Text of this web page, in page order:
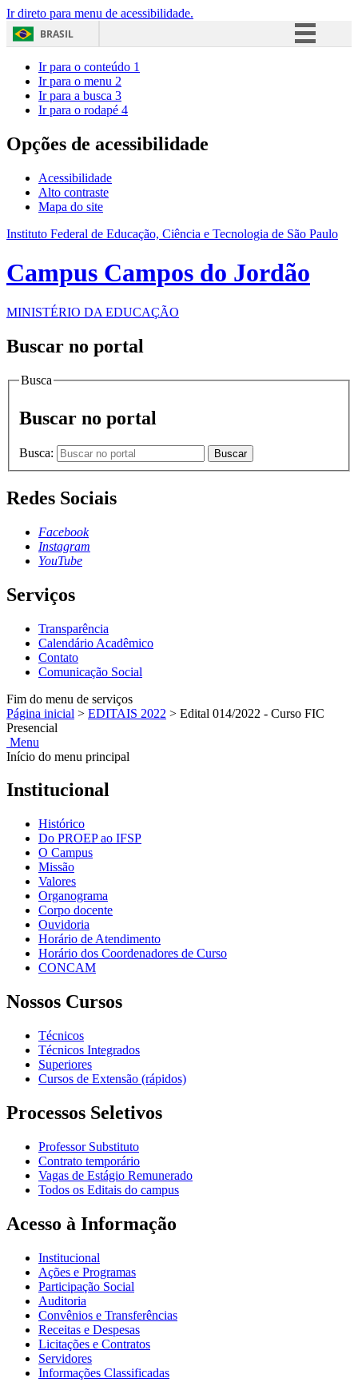
Ir direto para menu de acessibilidade.
BRASIL
Acesso à informação
Ir para o conteúdo 1
Ir para o menu 2
Ir para a busca 3
Ir para o rodapé 4
Opções de acessibilidade
Acessibilidade
Alto contraste
Mapa do site
Instituto Federal de Educação, Ciência e Tecnologia de São Paulo
Campus Campos do Jordão
MINISTÉRIO DA EDUCAÇÃO
Buscar no portal
Busca
Buscar no portal
Busca: Buscar
Redes Sociais
Facebook
Instagram
YouTube
Serviços
Transparência
Calendário Acadêmico
Contato
Comunicação Social
Fim do menu de serviços
Página inicial > EDITAIS 2022 > Edital 014/2022 - Curso FIC
Presencial
Menu
Início do menu principal
Institucional
Histórico
Do PROEP ao IFSP
O Campus
Missão
Valores
Organograma
Corpo docente
Ouvidoria
Horário de Atendimento
Horário dos Coordenadores de Curso
CONCAM
Nossos Cursos
Técnicos
Técnicos Integrados
Superiores
Cursos de Extensão (rápidos)
Processos Seletivos
Professor Substituto
Contrato temporário
Vagas de Estágio Remunerado
Todos os Editais do campus
Acesso à Informação
Institucional
Ações e Programas
Participação Social
Auditoria
Convênios e Transferências
Receitas e Despesas
Licitações e Contratos
Servidores
Informações Classificadas